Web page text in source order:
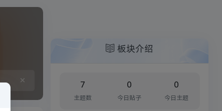
×
板块介绍
7
主题数
0
今日贴子
0
今日主题